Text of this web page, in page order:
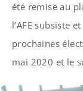
été remise au
l’AFE subsiste
prochaines
mai 2020 et le